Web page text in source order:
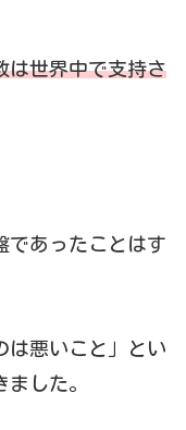
は世界中で支持さ
であったことはす
は悪いこと」とい
した。